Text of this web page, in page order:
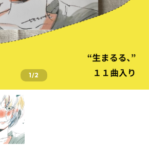
1/2